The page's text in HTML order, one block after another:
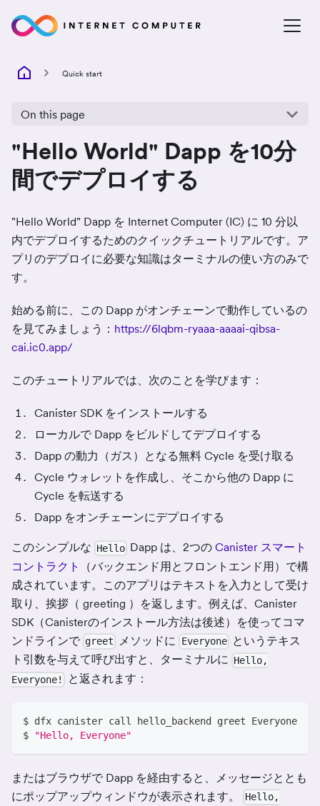
Quick start
On this page
"Hello World" Dapp を10分
間でデプロイする
"Hello World" Dapp を Internet Computer (IC) に 10 分以
内でデプロイするためのクイックチュートリアルです。ア
プリのデプロイに必要な知識はターミナルの使い方のみで
す。
始める前に、この Dapp がオンチェーンで動作しているの
を見てみましょう： https://6lqbm-ryaaa-aaaai-qibsa-
cai.ic0.app/
このチュートリアルでは、次のことを学びます：
Canister SDK をインストールする
ローカルで Dapp をビルドしてデプロイする
Dapp の動力（ガス）となる無料 Cycle を受け取る
Cycle ウォレットを作成し、そこから他の Dapp に
Cycle を転送する
Dapp をオンチェーンにデプロイする
このシンプルな Hello Dapp は、2つのCanister スマート
コントラクト
（バックエンド用とフロントエンド用）で構
成されています。このアプリはテキストを入力として受け
取り、挨拶（ greeting ）を返します。例えば、Canister
SDK（Canisterのインストール方法は後述）を使ってコマ
ンドラインで greet メソッドに Everyone というテキス
ト引数を与えて呼び出すと、ターミナルに Hello,
Everyone!
と返されます：
$ dfx canister call hello_backend greet Everyone
$
"Hello, Everyone"
またはブラウザで Dapp を経由すると、メッセージととも
にポップアップウィンドウが表示されます。
Hello,